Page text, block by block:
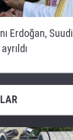
Erdoğan, Suudi